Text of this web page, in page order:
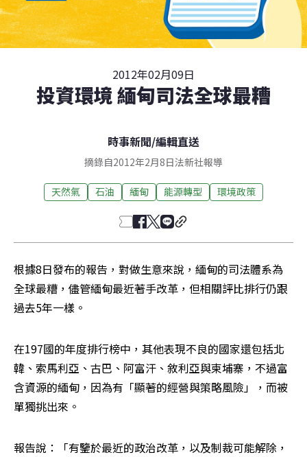
2012年02月09日
投資環境 緬甸司法全球最糟
時事新聞/編輯直送
摘錄自2012年2月8日法新社報導
天然氣 石油 緬甸 能源轉型 環境政策
根據8日發布的報告，對做生意來說，緬甸的司法體系為
全球最糟，儘管緬甸最近著手改革，但相關評比排行仍跟
過去5年一樣。
在197國的年度排行榜中，其他表現不良的國家還包括北
韓、索馬利亞、古巴、阿富汗、敘利亞與柬埔寨，不過富
含資源的緬甸，因為有「顯著的經營與策略風險」，而被
單獨挑出來。
報告說：「有鑒於最近的政治改革，以及制裁可能解除，